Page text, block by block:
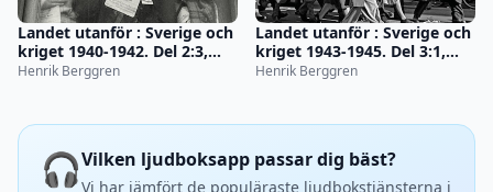
Landet utanför : Sverige och
kriget 1940-1942. Del 2:3,
Varför mörknade inte
Henrik Berggren
Landet utanför : Sverige och
kriget 1943-1945. Del 3:1,
Varje order om att
Henrik Berggren
🎧Vilken ljudboksapp passar dig bäst?
Vi har jämfört de populäraste ljudbokstjänsterna i